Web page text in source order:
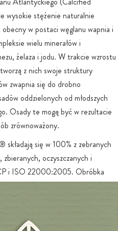
wysokie stężenie naturalnie
w postaci węglanu wapnia i
wielu minerałów i
żelaza i jodu. W trakcie wzrostu
z nich swoje struktury
zwapnia się do drobno
oddzielonych od młodszych
Osady te mogą być w rezultacie
zrównoważony.
się w 100% z zebranych
oczyszczanych i
i ISO 22000:2005. Obróbka
ciężkich i mikropierwiastków,
limitów pomimo ich